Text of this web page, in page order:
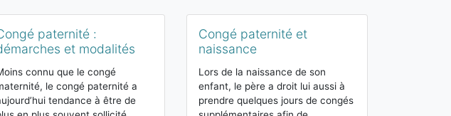
paternité :
et modalités
connu que le congé
le congé paternité a
tendance à être de
Congé paternité et
naissance
Lors de la naissance de son
enfant, le père a droit lui aussi à
prendre quelques jours de congés